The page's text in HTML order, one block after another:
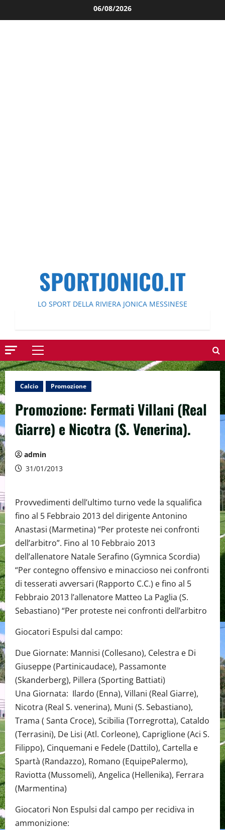
al
06/08/2026
SPORTJONICO.IT
LO SPORT DELLA RIVIERA JONICA MESSINESE
Menu
principale
Calcio Promozione
Promozione: Fermati Villani (Real
Giarre) e Nicotra (S. Venerina).
admin
31/01/2013
Provvedimenti dell’ultimo turno vede la squalifica
fino al 5 Febbraio 2013 del dirigente Antonino
Anastasi (Marmetina) “Per proteste nei confronti
dell’arbitro”. Fino al 10 Febbraio 2013
dell’allenatore Natale Serafino (Gymnica Scordia)
“Per contegno offensivo e minaccioso nei confronti
di tesserati avversari (Rapporto C.C.) e fino al 5
Febbraio 2013 l’allenatore Matteo La Paglia (S.
Sebastiano) “Per proteste nei confronti dell’arbitro
Giocatori Espulsi dal campo:
Due Giornate: Mannisi (Collesano), Celestra e Di
Giuseppe (Partinicaudace), Passamonte
(Skanderberg), Pillera (Sporting Battiati)
Una Giornata: Ilardo (Enna), Villani (Real Giarre),
Nicotra (Real S. venerina), Muni (S. Sebastiano),
Trama ( Santa Croce), Scibilia (Torregrotta), Cataldo
(Terrasini), De Lisi (Atl. Corleone), Capriglione (Aci S.
Filippo), Cinquemani e Fedele (Dattilo), Cartella e
Spartà (Randazzo), Romano (EquipePalermo),
Raviotta (Mussomeli), Angelica (Hellenika), Ferrara
(Marmentina)
Giocatori Non Espulsi dal campo per recidiva in
ammonizione: